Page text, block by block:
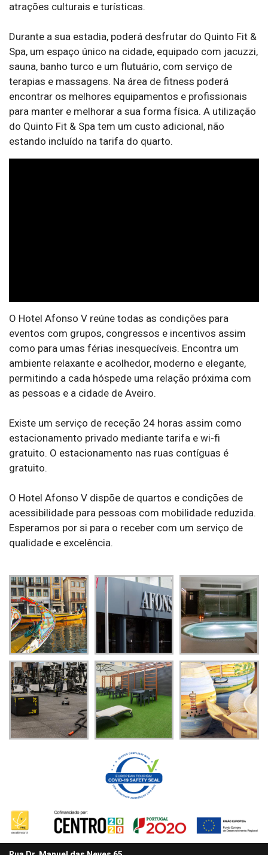
atrações culturais e turísticas.
Durante a sua estadia, poderá desfrutar do Quinto Fit &
Spa, um espaço único na cidade, equipado com jacuzzi,
sauna, banho turco e um flutuário, com serviço de
terapias e massagens. Na área de fitness poderá
encontrar os melhores equipamentos e profissionais
para manter e melhorar a sua forma física. A utilização
do Quinto Fit & Spa tem um custo adicional, não
estando incluído na tarifa do quarto.
O Hotel Afonso V reúne todas as condições para
eventos com grupos, congressos e incentivos assim
como para umas férias inesquecíveis. Encontra um
ambiente relaxante e acolhedor, moderno e elegante,
permitindo a cada hóspede uma relação próxima com
as pessoas e a cidade de Aveiro.
Existe um serviço de receção 24 horas assim como
estacionamento privado mediante tarifa e wi-fi
gratuito. O estacionamento nas ruas contíguas é
gratuito.
O Hotel Afonso V dispõe de quartos e condições de
acessibilidade para pessoas com mobilidade reduzida.
Esperamos por si para o receber com um serviço de
qualidade e excelência.